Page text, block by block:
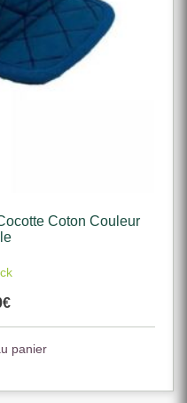
Coton Couleur
€
panier